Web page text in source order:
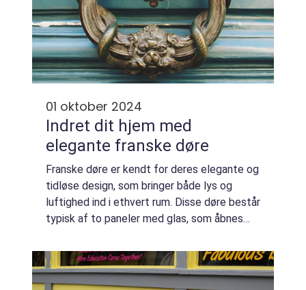
01 oktober 2024
Indret dit hjem med
elegante franske døre
Franske døre er kendt for deres elegante og
tidløse design, som bringer både lys og
luftighed ind i ethvert rum. Disse døre består
typisk af to paneler med glas, som åbnes